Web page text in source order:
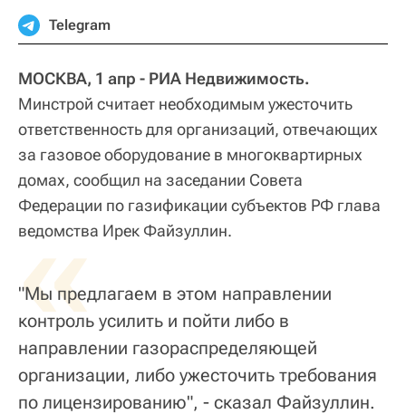
Telegram
МОСКВА, 1 апр - РИА Недвижимость.
Минстрой считает необходимым ужесточить
ответственность для организаций, отвечающих
за газовое оборудование в многоквартирных
домах, сообщил на заседании Совета
Федерации по газификации субъектов РФ глава
ведомства Ирек Файзуллин.
«
"Мы предлагаем в этом направлении
контроль усилить и пойти либо в
направлении газораспределяющей
организации, либо ужесточить требования
по лицензированию", - сказал Файзуллин.